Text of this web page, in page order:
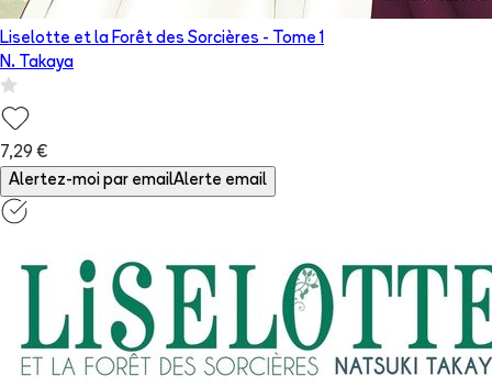
Liselotte et la Forêt des Sorcières - Tome 1
N. Takaya
7,29 €
Alertez-moi par emailAlerte email